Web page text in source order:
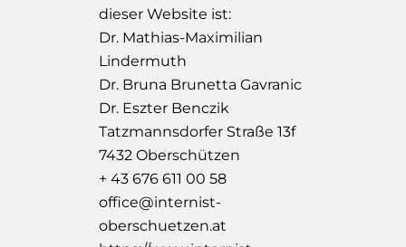
dieser Website ist:
Dr. Mathias-Maximilian
Lindermuth
Dr. Bruna Brunetta Gavranic
Dr. Eszter Benczik
Tatzmannsdorfer Straße 13f
7432 Oberschützen
+ 43 676 611 00 58
office@internist-
oberschuetzen.at